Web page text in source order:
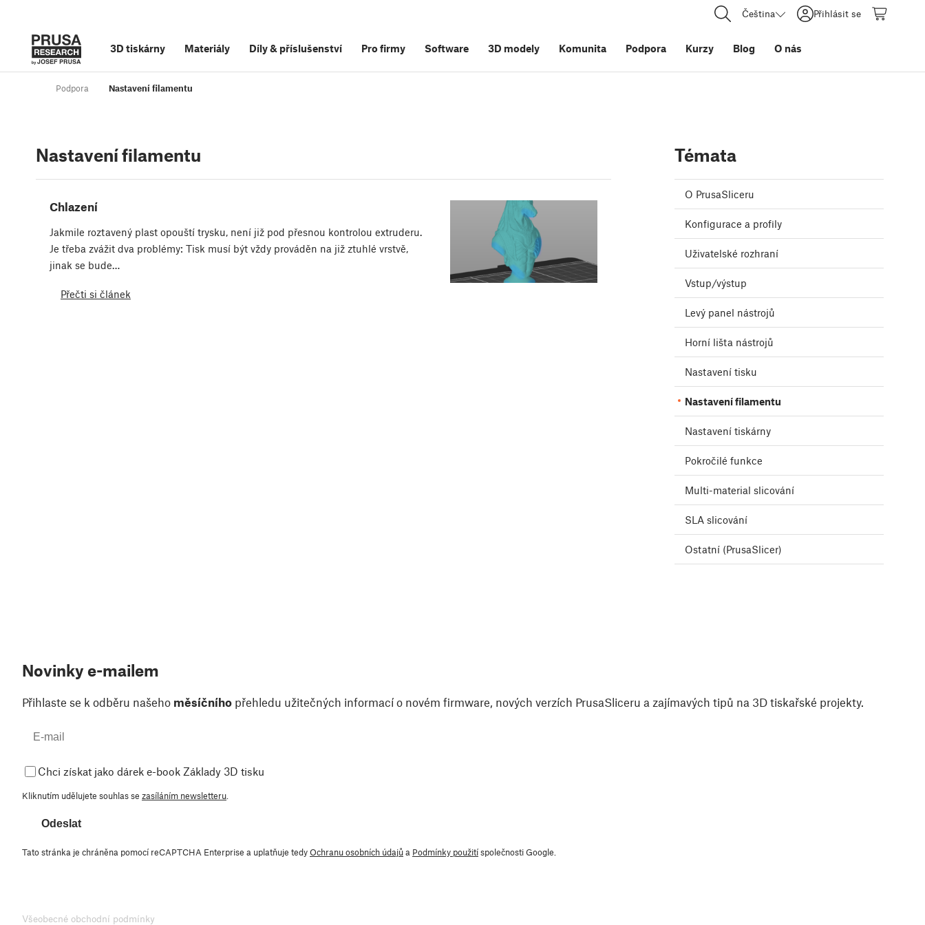
Čeština Přihlásit se
3D tiskárny Materiály Díly& příslušenství Pro firmy Software 3D modely Komunita Podpora Kurzy Blog O nás
Podpora Nastavení filamentu
Nastavení filamentu
Chlazení
Jakmile roztavený plast opouští trysku, není již pod přesnou kontrolou extruderu.
Je třeba zvážit dva problémy: Tisk musí být vždy prováděn na již ztuhlé vrstvě,
jinak se bude…
Přečti si článek
Témata
O PrusaSliceru
Konfigurace a profily
Uživatelské rozhraní
Vstup/výstup
Levý panel nástrojů
Horní lišta nástrojů
Nastavení tisku
Nastavení filamentu
Nastavení tiskárny
Pokročilé funkce
Multi-material slicování
SLA slicování
Ostatní (PrusaSlicer)
Novinky e-mailem
Přihlaste se k odběru našeho měsíčního přehledu užitečných informací o novém firmware, nových verzích PrusaSliceru a zajímavých tipů na 3D tiskařské projekty.
Chci získat jako dárek e-book Základy 3D tisku
Kliknutím udělujete souhlas se zasíláním newsletteru
Odeslat
Tato stránka je chráněna pomocí reCAPTCHA Enterprise a uplatňuje tedyOchranu osobních údajůa Podmínky použitíspolečnosti Google.
Všeobecné obchodní podmínky